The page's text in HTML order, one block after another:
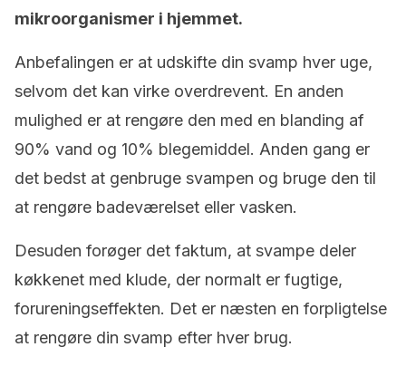
mikroorganismer i hjemmet.
Anbefalingen er at udskifte din svamp hver uge,
selvom det kan virke overdrevent. En anden
mulighed er at rengøre den med en blanding af
90% vand og 10% blegemiddel. Anden gang er
det bedst at genbruge svampen og bruge den til
at rengøre badeværelset eller vasken.
Desuden forøger det faktum, at svampe deler
køkkenet med klude, der normalt er fugtige,
forureningseffekten. Det er næsten en forpligtelse
at rengøre din svamp efter hver brug.